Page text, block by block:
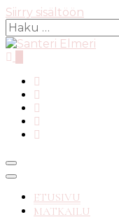
Siirry sisältöön
Haku:
ETUSIVU
MATKAILU